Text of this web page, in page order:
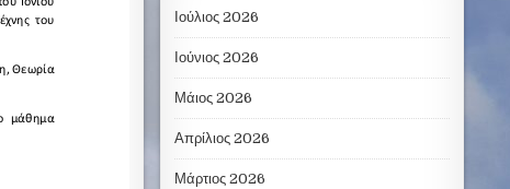
Ιούλιος 2026
Ιούνιος 2026
Μάιος 2026
Απρίλιος 2026
Μάρτιος 2026